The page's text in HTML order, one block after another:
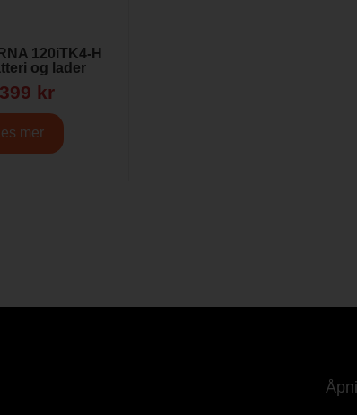
120iTK4-H
og lader
kr
Les mer